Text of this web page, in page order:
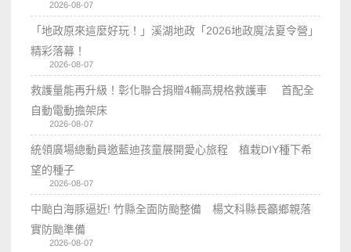
2026-08-07
「地政原來這麼好玩！」溪湖地政「2026地政魔法夏令營」
精彩落幕！
2026-08-07
救護量能再升級！彰化聯合捐贈4輛高規格救護車 首配全
自動電動擔架床
2026-08-07
統領廣場總動員邀藍迪孩童展開愛心旅程 植栽DIY種下希
望的種子
2026-08-07
中颱白海豚逼近! 竹縣全面防颱整備 楊文科縣長籲鄉親落
實防颱準備
2026-08-07